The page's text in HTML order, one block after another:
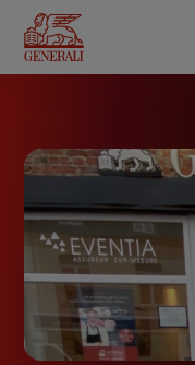
contenu
principal